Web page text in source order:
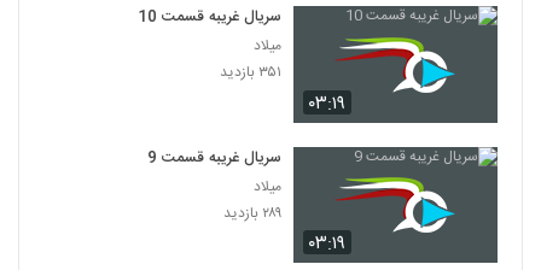
۰۳:۱۹
سریال غریبه قسمت 10
میلاد
۳۵۱ بازدید
۰۳:۱۹
سریال غریبه قسمت 9
میلاد
۲۸۹ بازدید